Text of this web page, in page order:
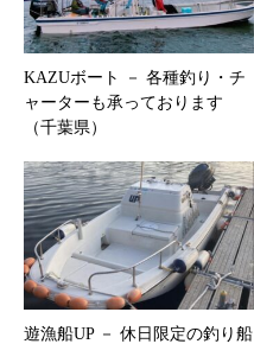
KAZUボート － 各種釣り・チ
ャーターも承っております
（千葉県）
遊漁船UP － 休日限定の釣り船